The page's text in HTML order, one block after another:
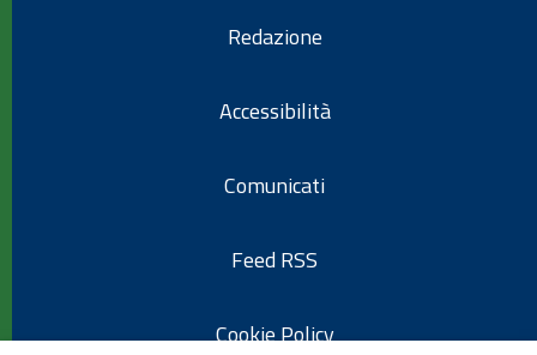
Redazione
Accessibilità
Comunicati
Feed RSS
Cookie Policy